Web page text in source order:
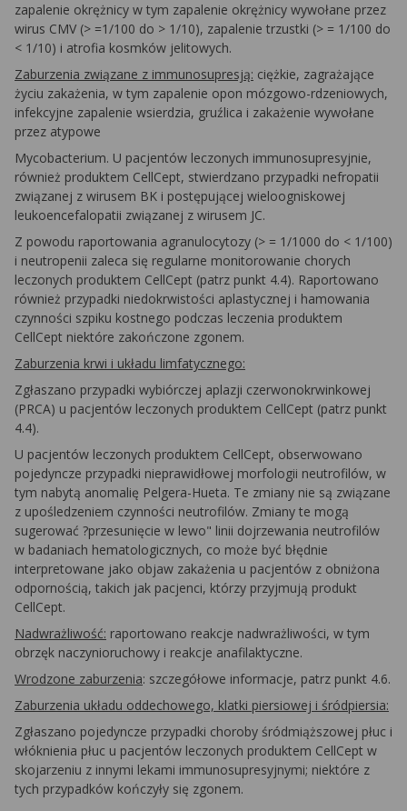
zapalenie okrężnicy w tym zapalenie okrężnicy wywołane przez
wirus CMV (> =1/100 do > 1/10), zapalenie trzustki (> = 1/100 do
< 1/10) i atrofia kosmków jelitowych.
Zaburzenia związane z immunosupresją: ciężkie, zagrażające
życiu zakażenia, w tym zapalenie opon mózgowo-rdzeniowych,
infekcyjne zapalenie wsierdzia, gruźlica i zakażenie wywołane
przez atypowe
Mycobacterium. U pacjentów leczonych immunosupresyjnie,
również produktem CellCept, stwierdzano przypadki nefropatii
związanej z wirusem BK i postępującej wieloogniskowej
leukoencefalopatii związanej z wirusem JC.
Z powodu raportowania agranulocytozy (> = 1/1000 do < 1/100)
i neutropenii zaleca się regularne monitorowanie chorych
leczonych produktem CellCept (patrz punkt 4.4). Raportowano
również przypadki niedokrwistości aplastycznej i hamowania
czynności szpiku kostnego podczas leczenia produktem
CellCept niektóre zakończone zgonem.
Zaburzenia krwi i układu limfatycznego:
Zgłaszano przypadki wybiórczej aplazji czerwonokrwinkowej
(PRCA) u pacjentów leczonych produktem CellCept (patrz punkt
4.4).
U pacjentów leczonych produktem CellCept, obserwowano
pojedyncze przypadki nieprawidłowej morfologii neutrofilów, w
tym nabytą anomalię Pelgera-Hueta. Te zmiany nie są związane
z upośledzeniem czynności neutrofilów. Zmiany te mogą
sugerować ?przesunięcie w lewo" linii dojrzewania neutrofilów
w badaniach hematologicznych, co może być błędnie
interpretowane jako objaw zakażenia u pacjentów z obniżona
odpornością, takich jak pacjenci, którzy przyjmują produkt
CellCept.
Nadwrażliwość: raportowano reakcje nadwrażliwości, w tym
obrzęk naczynioruchowy i reakcje anafilaktyczne.
Wrodzone zaburzenia: szczegółowe informacje, patrz punkt 4.6.
Zaburzenia układu oddechowego, klatki piersiowej i śródpiersia:
Zgłaszano pojedyncze przypadki choroby śródmiąższowej płuc i
włóknienia płuc u pacjentów leczonych produktem CellCept w
skojarzeniu z innymi lekami immunosupresyjnymi; niektóre z
tych przypadków kończyły się zgonem.